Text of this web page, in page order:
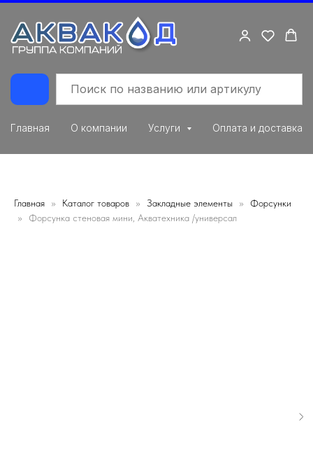
Главная О компании Услуги Оплата и доставка
Главная Каталог товаров Закладные элементы
Форсунки
Форсунка стеновая мини, Акватехника /универсал